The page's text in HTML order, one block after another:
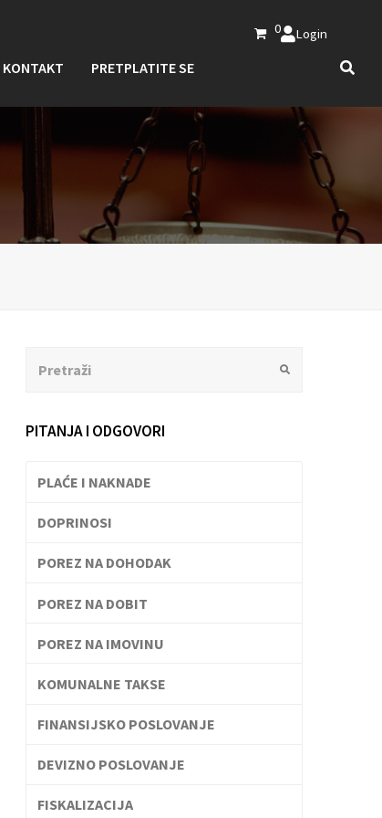
0 Login
KONTAKT PRETPLATITE SE
PITANJA I ODGOVORI
PLAĆE I NAKNADE
DOPRINOSI
POREZ NA DOHODAK
POREZ NA DOBIT
POREZ NA IMOVINU
KOMUNALNE TAKSE
FINANSIJSKO POSLOVANJE
DEVIZNO POSLOVANJE
FISKALIZACIJA